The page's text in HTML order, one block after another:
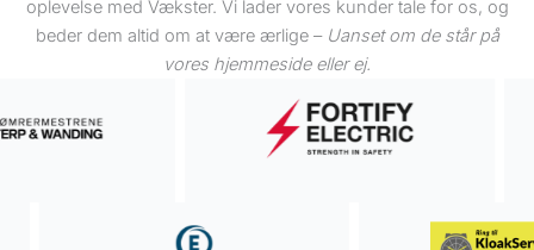
oplevelse med Vækster. Vi lader vores kunder tale for os, og
beder dem altid om at være ærlige – Uanset om de står på
vores hjemmeside eller ej.